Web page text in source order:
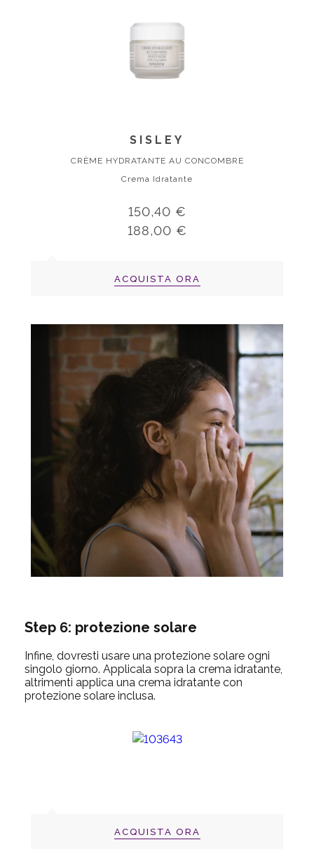
SISLEY
CRÈME HYDRATANTE AU CONCOMBRE
Crema Idratante
150,40 €
188,00 €
ACQUISTA ORA
Step 6: protezione solare
Infine, dovresti usare una protezione solare ogni
singolo giorno. Applicala sopra la crema idratante,
altrimenti applica una crema idratante con
protezione solare inclusa.
ACQUISTA ORA